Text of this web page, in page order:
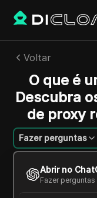
Voltar
O que é
Descubra
de proxy
Fazer perguntas
Abrir no
Fazer
Li Minghui
23 out 2025